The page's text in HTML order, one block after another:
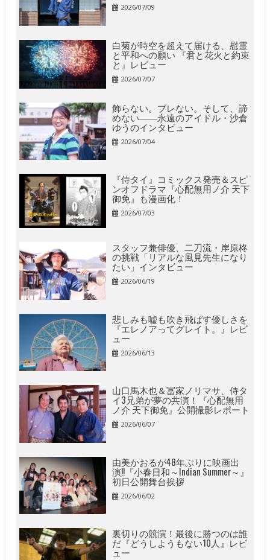
2026/07/09
白菊が時空を超えて届ける、慰霊
と平和への願い 『君と花火と約束
と』レビュー
2026/07/07
飾らない。ブレない。そして、諦
めない――永遠のアイドル・沙倉
ゆうのインタビュー
2026/07/04
『侍タイ』コミックス発売＆スピ
ンオフドラマ『心配無用ノ介 天下
御免』も漫画化！
2026/07/03
スタッフ兼俳優、二刀流・岸原柊
の挑戦「リアルな風見先生になり
たい」インタビュー
2026/06/19
悲しみも嘘も吹き飛ばす優しさを
『エレノアってグレイト。』レビ
ュー
2026/06/13
山口馬木也＆冨家ノリマサ、侍タ
イ3兄弟が夢の共演！『心配無用
ノ介 天下御免』公開撮影レポート
2026/06/07
由美かおるが48年ぶりに映画出
演!!『小春日和～Indian Summer～』
初日公開舞台挨拶
2026/06/02
裏切りの競演！最後に勝つのは誰
だ『どうしようもない10人』レビ
ュー